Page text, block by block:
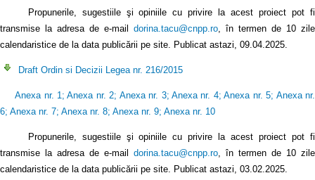
Propunerile, sugestiile şi opiniile cu privire la acest proiect pot fi
transmise la adresa de e-mail dorina.tacu@cnpp.ro , în termen de 10 zile
calendaristice de la data publicării pe site. Publicat astazi, 09.04.2025.
Draft Ordin si Decizii Legea nr. 216/2015
Anexa nr. 1 ;Anexa nr. 2; Anexa nr. 3;Anexa nr. 4;Anexa nr. 5; Anexa nr.
6; Anexa nr. 7; Anexa nr. 8; Anexa nr. 9; Anexa nr. 10
Propunerile, sugestiile şi opiniile cu privire la acest proiect pot fi
transmise la adresa de e-mail dorina.tacu@cnpp.ro , în termen de 10 zile
calendaristice de la data publicării pe site. Publicat astazi, 03.02.2025.